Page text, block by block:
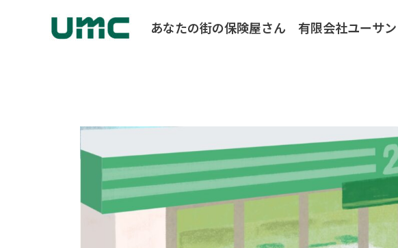
あなたの街の保険屋さん 有限会社ユーサン
駐
車
故